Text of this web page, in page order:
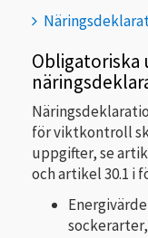
Obligatoriska
för viktkontroll
uppgifter, se
och artikel 30.1 i